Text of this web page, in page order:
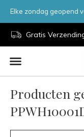
Gratis
Elke zondag geopend
Producten